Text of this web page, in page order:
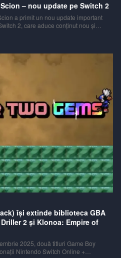
– nou update pe Switch 2
a primit un nou update important
2, care aduce conținut nou și
își extinde biblioteca GBA
2 și Klonoa: Empire of
2025, două titluri Game Boy
Nintendo Switch Online +